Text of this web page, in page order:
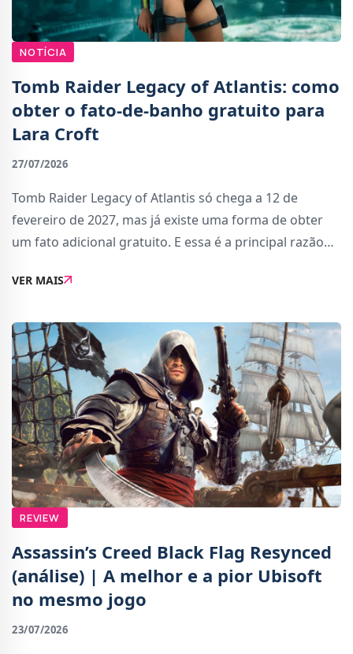
NOTÍCIA
Tomb Raider Legacy of Atlantis: como
obter o fato-de-banho gratuito para
Lara Croft
27/07/2026
Tomb Raider Legacy of Atlantis só chega a 12 de
fevereiro de 2027, mas já existe uma forma de obter
um fato adicional gratuito. E essa é a principal razão
Crystal Dynamics e a Amazon Game Studios e
VER MAIS
REVIEW
Assassin’s Creed Black Flag Resynced
(análise) | A melhor e a pior Ubisoft
no mesmo jogo
23/07/2026